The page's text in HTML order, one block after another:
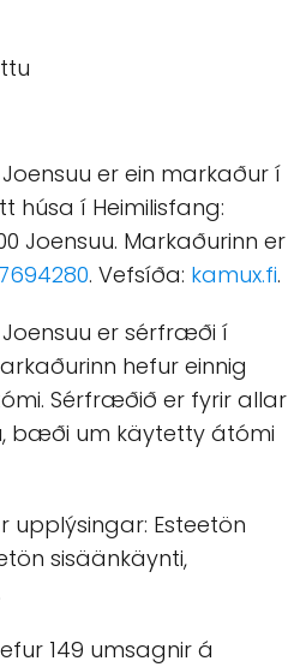
er ein markaður í
húsa í Heimilisfang:
Joensuu. Markaðurinn er
. Vefsíða: kamux.fi.
er sérfræði í
hefur einnig
Sérfræðið er fyrir allar
bæði um käytetty átómi
Esteetön
sisäänkäynti,
149 umsagnir á